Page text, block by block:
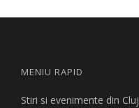
MENIU RAPID
Stiri si evenimente din Cluj